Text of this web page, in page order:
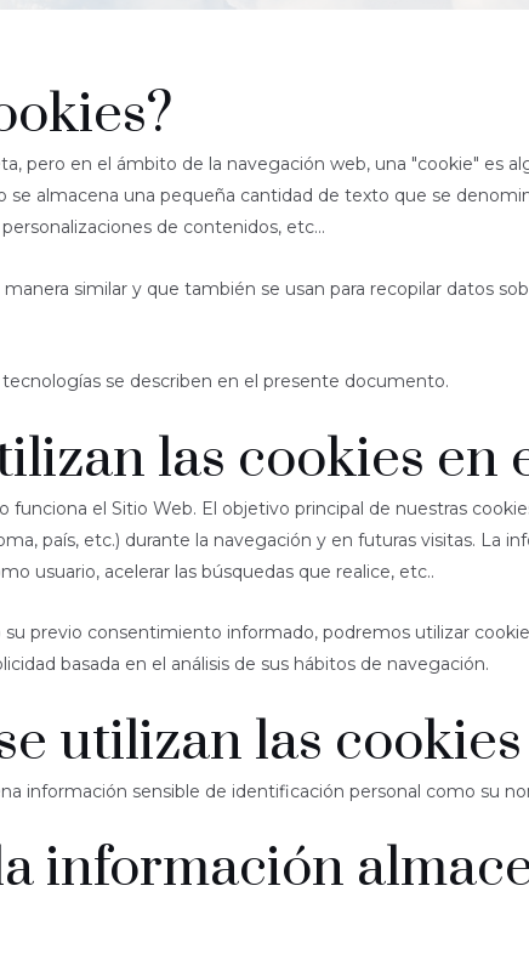
pero en el ámbito de la navegación web, una "cookie" es
se almacena una pequeña cantidad de texto que se
de contenidos, etc...
similar y que también se usan para recopilar datos
se describen en el presente documento.
las cookies en
funciona el Sitio Web. El objetivo principal de nuestras
país, etc.) durante la navegación y en futuras visitas. La
usuario, acelerar las búsquedas que realice, etc..
previo consentimiento informado, podremos utilizar
basada en el análisis de sus hábitos de navegación.
utilizan las
información sensible de identificación personal como su
información